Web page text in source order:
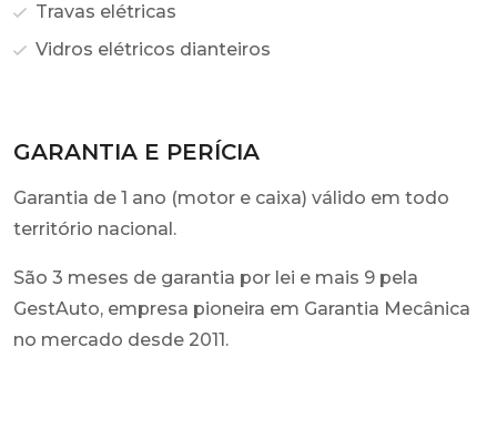
Travas elétricas
Vidros elétricos dianteiros
GARANTIA E PERÍCIA
Garantia de 1 ano (motor e caixa) válido em todo
território nacional.
São 3 meses de garantia por lei e mais 9 pela
GestAuto, empresa pioneira em Garantia Mecânica
no mercado desde 2011.